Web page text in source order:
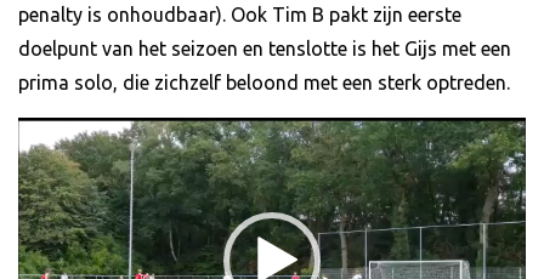
penalty is onhoudbaar). Ook Tim B pakt zijn eerste
doelpunt van het seizoen en tenslotte is het Gijs met een
prima solo, die zichzelf beloond met een sterk optreden.
Videospeler